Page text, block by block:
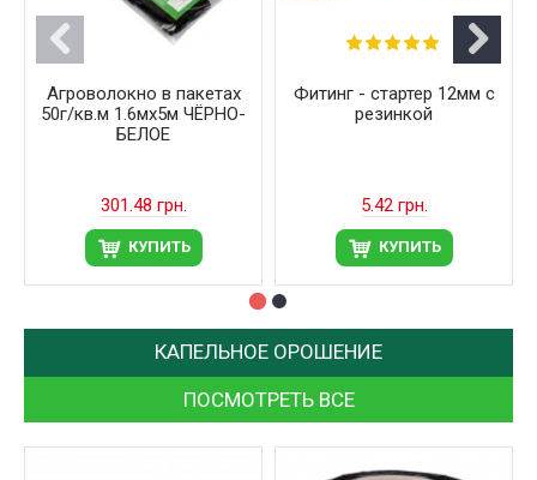
Агроволокно в пакетах
50г/кв.м 1.6мх5м ЧЁРНО-
БЕЛОЕ
301.48 грн.
КУПИТЬ
Фитинг - стартер 12мм с
резинкой
5.42 грн.
КУПИТЬ
КАПЕЛЬНОЕ ОРОШЕНИЕ
ПОСМОТРЕТЬ ВСЕ